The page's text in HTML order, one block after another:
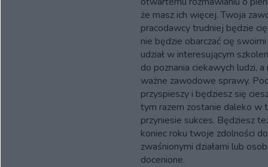
że masz ich więcej. Twoja
pracodawcy trudniej będzie
nie będzie obarczać cię
udział w interesującym
do poznania ciekawych ludzi,
ważne zawodowe sprawy.
przyspieszy i będziesz się
tym razem zostanie daleko w
przyniesie sukces. Będziesz
koniec roku twoje zdolności
zwaśnionymi działami lub
docenione.